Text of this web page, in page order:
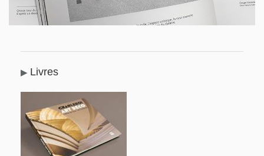
Livres